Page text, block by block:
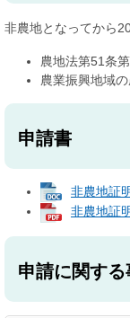
非農地となってから
農地法第51条
農業振興地域
申請書
非農地証
非農地証
申請に関する